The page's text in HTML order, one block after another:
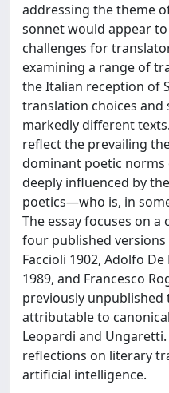
addressing the theme
sonnet would appear
challenges for
examining a range of
the Italian reception of
translation choices and
markedly different
reflect the prevailing
dominant poetic norms
deeply influenced by
poetics—who is, in
The essay focuses on
four published
Faccioli 1902, Adolfo
1989, and Francesco
previously
attributable to
Leopardi and
reflections on literary
artificial intelligence.